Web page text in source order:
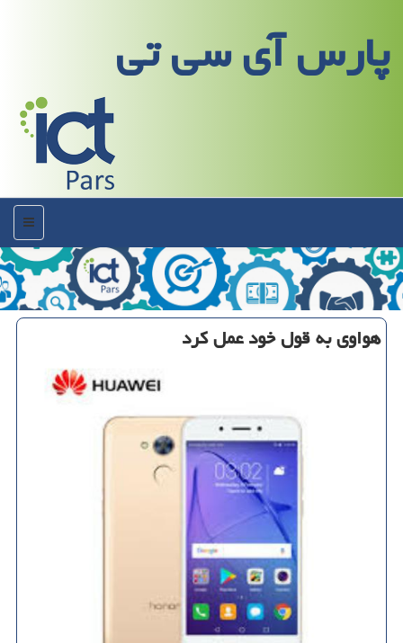
پارس آی سی تی
منو
هواوی به قول خود عمل كرد